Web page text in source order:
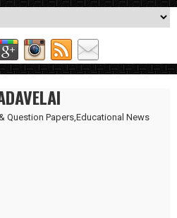
Question Papers,Educational News